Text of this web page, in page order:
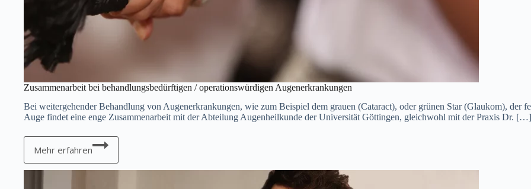
Zusammenarbeit bei behandlungsbedürftigen / operationswürdigen Augenerkrankungen
Bei weitergehender Behandlung von Augenerkrankungen, wie zum Beispiel dem grauen (Cataract), oder grünen Star (Glaukom),
Auge findet eine enge Zusammenarbeit mit der Abteilung Augenheilkunde der Universität Göttingen, gleichwohl mit der Praxis Dr. […]
Mehr erfahren
Zusammenarbeit
bei
/
operationswürdigen